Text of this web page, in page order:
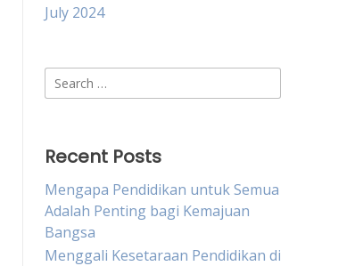
July 2024
Search
for:
Recent Posts
Mengapa Pendidikan untuk Semua
Adalah Penting bagi Kemajuan
Bangsa
Menggali Kesetaraan Pendidikan di